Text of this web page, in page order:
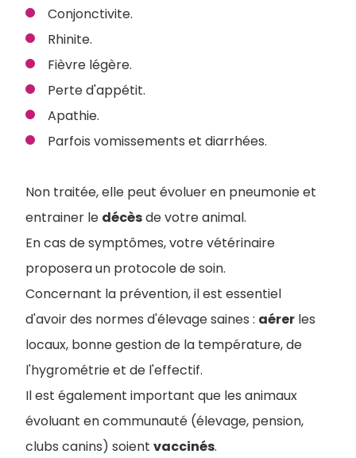
Conjonctivite.
Rhinite.
Fièvre légère.
Perte d'appétit.
Apathie.
Parfois vomissements et diarrhées.
Non traitée, elle peut évoluer en pneumonie et
entrainer le décèsde votre animal.
En cas de symptômes, votre vétérinaire
proposera un protocole de soin.
Concernant la prévention, il est essentiel
d'avoir des normes d'élevage saines : aérer les
locaux, bonne gestion de la température, de
l'hygrométrie et de l'effectif.
Il est également important que les animaux
évoluant en communauté (élevage, pension,
clubs canins) soient vaccinés.